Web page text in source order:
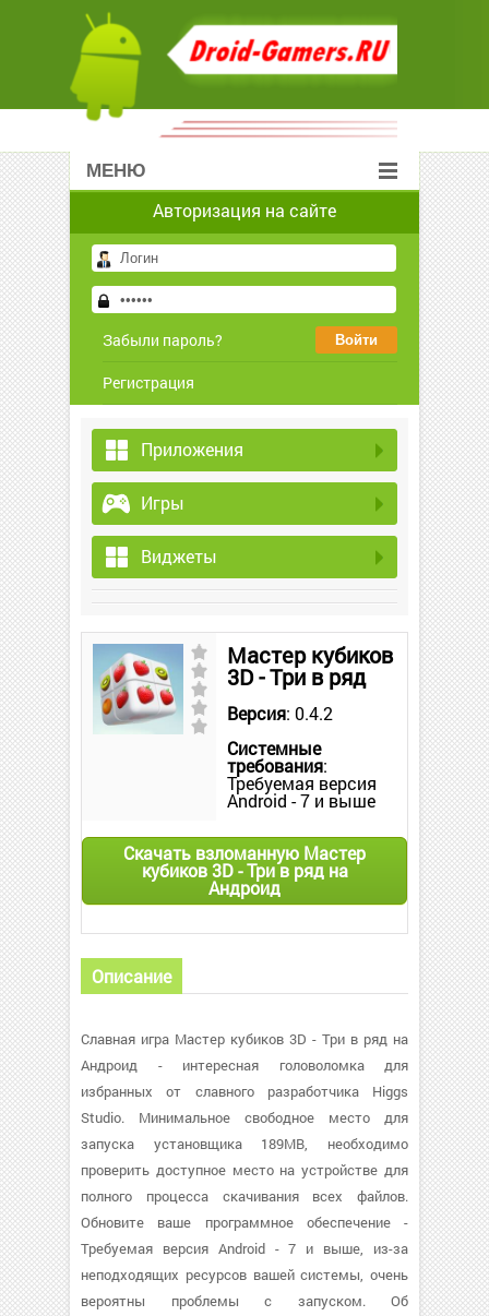
МЕНЮ
Авторизация на сайте
Забыли пароль?
Регистрация
Приложения
Игры
Виджеты
Мастер кубиков
3D - Три в ряд
Версия: 0.4.2
Системные
требования:
Требуемая версия
Android - 7 и выше
Скачать взломанную Мастер
кубиков 3D - Три в ряд на
Андроид
Описание
Славная игра Мастер кубиков 3D - Три в ряд на
Андроид - интересная головоломка для
избранных от славного разработчика Higgs
Studio. Минимальное свободное место для
запуска установщика 189MB, необходимо
проверить доступное место на устройстве для
полного процесса скачивания всех файлов.
Обновите ваше программное обеспечение -
Требуемая версия Android - 7 и выше, из-за
неподходящих ресурсов вашей системы, очень
вероятны проблемы с запуском. Об